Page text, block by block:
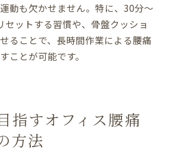
動も欠かせません。特に、30分〜
セットする習慣や、骨盤クッショ
ることで、長時間作業による腰痛
ことが可能です。
指すオフィス腰痛
方法